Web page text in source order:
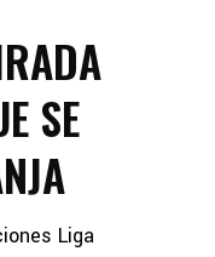
SE
Liga